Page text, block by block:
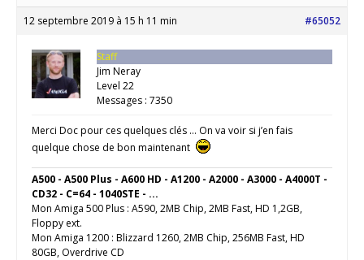
12 septembre 2019 à 15 h 11 min #65052
Staff
Jim Neray
Level 22
Messages : 7350
Merci Doc pour ces quelques clés … On va voir si j’en fais
quelque chose de bon maintenant
A500 - A500 Plus - A600 HD - A1200 - A2000 - A3000 - A4000T -
CD32 - C=64 - 1040STE - ...
Mon Amiga 500 Plus : A590, 2MB Chip, 2MB Fast, HD 1,2GB,
Floppy ext.
Mon Amiga 1200 : Blizzard 1260, 2MB Chip, 256MB Fast, HD
80GB, Overdrive CD